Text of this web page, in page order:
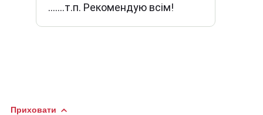
.......т.п. Рекомендую всім!
Приховати